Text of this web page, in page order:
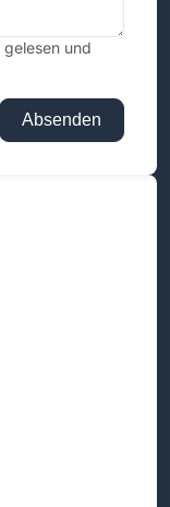
gelesen und
Absenden